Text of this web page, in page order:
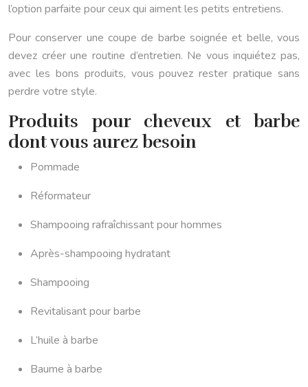
l’option parfaite pour ceux qui aiment les petits entretiens.
Pour conserver une coupe de barbe soignée et belle, vous
devez créer une routine d’entretien. Ne vous inquiétez pas,
avec les bons produits, vous pouvez rester pratique sans
perdre votre style.
Produits pour cheveux et barbe
dont vous aurez besoin
Pommade
Réformateur
Shampooing rafraîchissant pour hommes
Après-shampooing hydratant
Shampooing
Revitalisant pour barbe
L’huile à barbe
Baume à barbe